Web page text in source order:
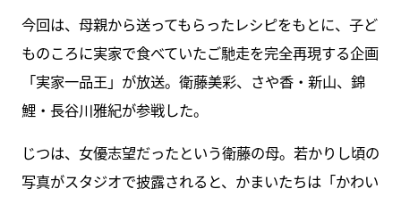
今回は、母親から送ってもらったレシピをもとに、子ど
ものころに実家で食べていたご馳走を完全再現する企画
「実家一品王」が放送。衛藤美彩、さや香・新山、錦
鯉・長谷川雅紀が参戦した。
じつは、女優志望だったという衛藤の母。若かりし頃の
写真がスタジオで披露されると、かまいたちは「かわい